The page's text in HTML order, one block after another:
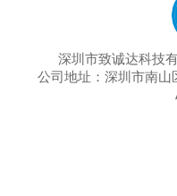
深圳市致诚达科技
公司地址：深圳市南山